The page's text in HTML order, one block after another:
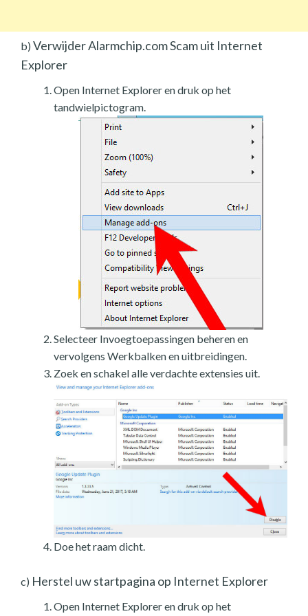
b) Verwijder Alarmchip.com Scam uit Internet
Explorer
Open Internet Explorer en druk op het
tandwielpictogram.
Selecteer Invoegtoepassingen beheren en
vervolgens Werkbalken en uitbreidingen.
Zoek en schakel alle verdachte extensies uit.
Doe het raam dicht.
c) Herstel uw startpagina op Internet Explorer
Open Internet Explorer en druk op het